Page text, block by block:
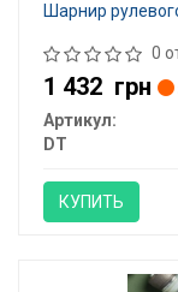
Шарнир
0
1 432 грн
Артикул:
DT
КУПИТЬ